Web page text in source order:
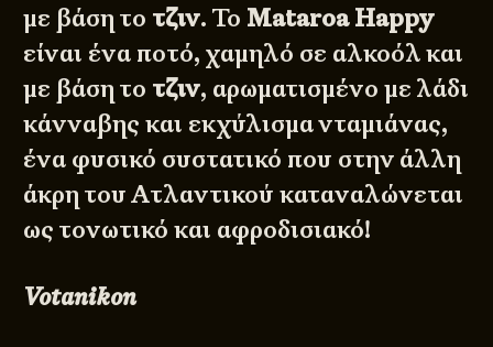
με βάση το τζιν. Το Mataroa Happy
είναι ένα ποτό, χαμηλό σε αλκοόλ και
με βάση το τζιν, αρωματισμένο με λάδι
κάνναβης και εκχύλισμα νταμιάνας,
ένα φυσικό συστατικό που στην άλλη
άκρη του Ατλαντικού καταναλώνεται
ως τονωτικό και αφροδισιακό!
Votanikon